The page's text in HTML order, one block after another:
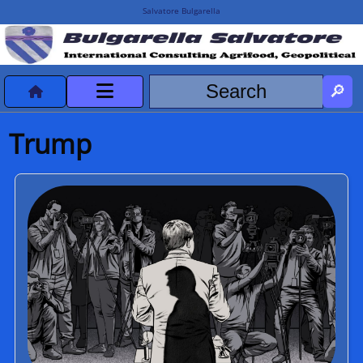
Salvatore Bulgarella
HOME
DeclassificatiNC
Turismo Progetti
Projects Missions
Trump